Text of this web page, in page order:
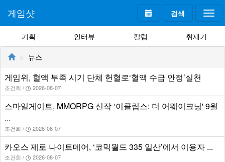
검색
게임샷
기획 인터뷰 칼럼 취재기
뉴스
게임위, 혈액 부족 시기 단체 헌혈로‘혈액 수급 안정’실천
조건희 / 2026-08-07
스마일게이트, MMORPG 신작 ‘이클립스: 더 어웨이크닝' 9월
...
조건희 / 2026-08-07
카오스 제로 나이트메어, ‘코믹월드 335 일산’에서 이용자 ...
조건희 / 2026-08-07